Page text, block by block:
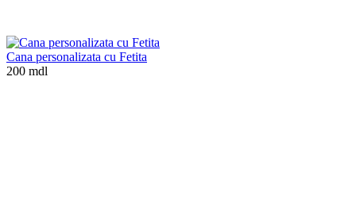
Cana personalizata cu Fetita
200 mdl